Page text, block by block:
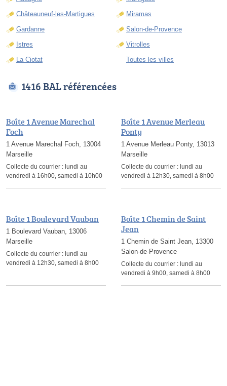
Châteauneuf-les-Martigues
Gardanne
Istres
La Ciotat
Miramas
Salon-de-Provence
Vitrolles
Toutes les villes
1416 BAL référencées
Boîte 1 Avenue Marechal
Foch
1 Avenue Marechal Foch, 13004
Marseille
Collecte du courrier : lundi au
vendredi à 16h00, samedi à 10h00
Boîte 1 Avenue Merleau
Ponty
1 Avenue Merleau Ponty, 13013
Marseille
Collecte du courrier : lundi au
vendredi à 12h30, samedi à 8h00
Boîte 1 Boulevard Vauban
1 Boulevard Vauban, 13006
Marseille
Collecte du courrier : lundi au
vendredi à 12h30, samedi à 8h00
Boîte 1 Chemin de Saint
Jean
1 Chemin de Saint Jean, 13300
Salon-de-Provence
Collecte du courrier : lundi au
vendredi à 9h00, samedi à 8h00